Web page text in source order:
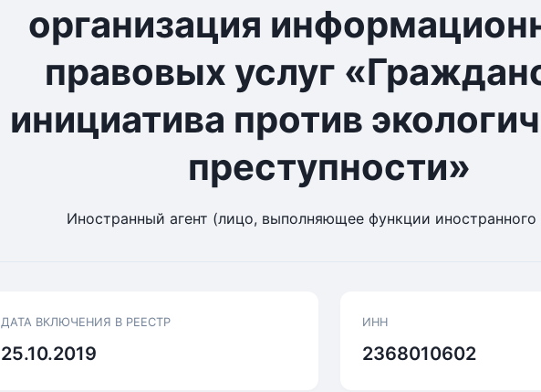
организация
правовых услуг
инициатива против
преступности»
Иностранный агент (лицо, выполняющее функции иностранного
ДАТА ВКЛЮЧЕНИЯ В РЕЕСТР
25.10.2019
ИНН
2368010602